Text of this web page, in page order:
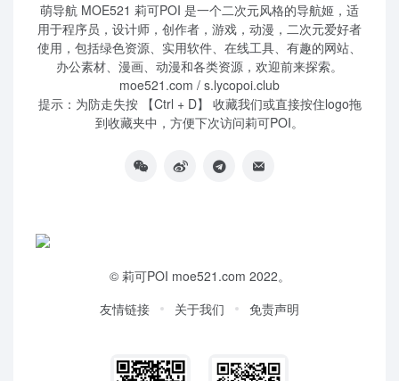
萌导航 MOE521 莉可POI 是一个二次元风格的导航姬，适
用于程序员，设计师，创作者，游戏，动漫，二次元爱好者
使用，包括绿色资源、实用软件、在线工具、有趣的网站、
办公素材、漫画、动漫和各类资源，欢迎前来探索。
moe521.com / s.lycopoi.club
提示：为防走失按 【Ctrl + D】 收藏我们或直接按住logo拖
到收藏夹中，方便下次访问莉可POI。
© 莉可POI moe521.com 2022。
友情链接
关于我们 免责声明